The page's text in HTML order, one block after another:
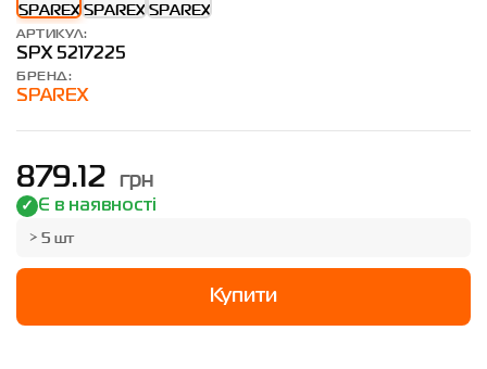
АРТИКУЛ:
SPX 5217225
БРЕНД:
SPAREX
879.12 грн
Є в наявності
> 5 шт
Купити